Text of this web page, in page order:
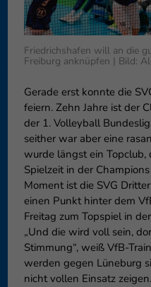
Friedrichshafen will an die
Freiburg anknüpfen | Bild:
Gerade erst konnte die
feiern. Zehn Jahre ist der
der 1. Volleyball
seither war aber eine
wurde längst ein
Spielzeit in der
Moment ist die SVG
einen Punkt hinter dem
Freitag zum Topspiel in
„Und die wird voll sein,
Stimmung“, weiß VfB-
werden gegen Lüneburg
nicht vollen Einsatz
können Ihre Einwilligung zu
weitere Informationen
Cookies auswählen.
Speichern
Datenschutzeinstellungen
Essenziell (1)
Essenzielle Cookies ermöglichen
die einwandfreie Funktion der
Cookie-
Externe Medien (6)
Inhalte von Videoplattformen
standardmäßig blockiert. Wenn
werden, bedarf der Zugriff auf
Einwilligung mehr.